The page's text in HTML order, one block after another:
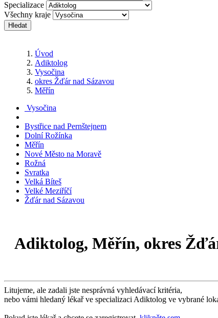
Specializace
Všechny kraje
Hledat
Úvod
Adiktolog
Vysočina
okres Žďár nad Sázavou
Měřín
Vysočina
Bystřice nad Pernštejnem
Dolní Rožínka
Měřín
Nové Město na Moravě
Rožná
Svratka
Velká Bíteš
Velké Meziříčí
Žďár nad Sázavou
Adiktolog, Měřín, okres
Litujeme, ale zadali jste nesprávná vyhledávací kritéria,
nebo vámi hledaný lékař ve specializaci Adiktolog ve vybrané